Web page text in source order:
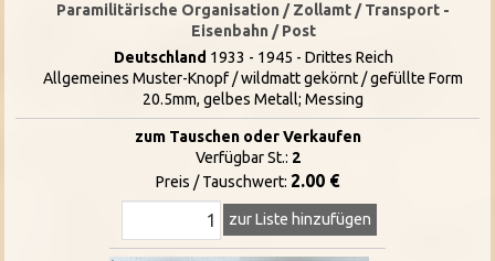
Paramilitärische Organisation / Zollamt / Transport -
Eisenbahn / Post
Deutschland 1933 - 1945 - Drittes Reich
Allgemeines Muster-Knopf / wildmatt gekörnt / gefüllte Form
20.5mm, gelbes Metall; Messing
zum Tauschen oder Verkaufen
Verfügbar St.: 2
Preis / Tauschwert: 2.00 €
zur Liste hinzufügen